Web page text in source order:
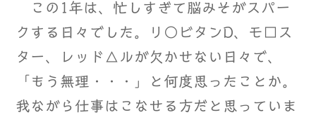
この1年は、忙しすぎて脳みそがスパー
クする日々でした。リ○ビタンD、モ□ス
ター、レッド△ルが欠かせない日々で、
「もう無理・・・」と何度思ったことか。
我ながら仕事はこなせる方だと思っていま